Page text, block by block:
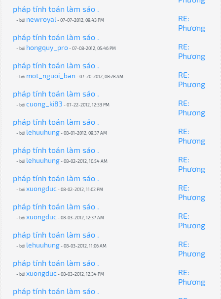
pháp tính toán làm sáo .
- bởi newroyal- 07-07-2012, 09:43 PM
RE:
Phương
pháp tính toán làm sáo .
- bởi hongquy_pro- 07-08-2012, 05:46 PM
RE:
Phương
pháp tính toán làm sáo .
- bởi mot_nguoi_ban - 07-20-2012, 08:28 AM
RE:
Phương
pháp tính toán làm sáo .
- bởicuong_ki83 - 07-22-2012, 12:33 PM
RE:
Phương
pháp tính toán làm sáo .
- bởi lehuuhung- 08-01-2012, 09:37 AM
RE:
Phương
pháp tính toán làm sáo .
- bởi lehuuhung- 08-02-2012, 10:54 AM
RE:
Phương
pháp tính toán làm sáo .
- bởixuongduc- 08-02-2012, 11:02 PM
RE:
Phương
pháp tính toán làm sáo .
- bởixuongduc- 08-03-2012, 12:37 AM
RE:
Phương
pháp tính toán làm sáo .
- bởi lehuuhung- 08-03-2012, 11:06 AM
RE:
Phương
pháp tính toán làm sáo .
- bởixuongduc- 08-03-2012, 12:34 PM
RE:
Phương
pháp tính toán làm sáo .